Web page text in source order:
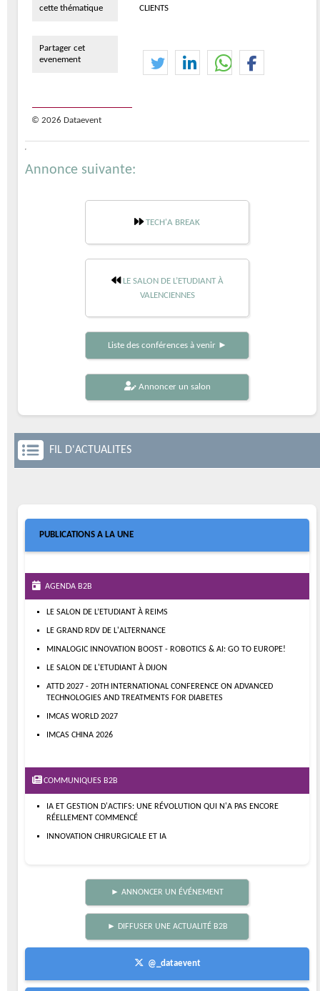
cette thématique
CLIENTS
Partager cet
evenement
© 2026 Dataevent
Annonce suivante:
TECH'A BREAK
LE SALON DE L’ETUDIANT À
VALENCIENNES
Liste des conférences à venir ►
Annoncer un salon
FIL D'ACTUALITES
PUBLICATIONS A LA UNE
AGENDA B2B
LE SALON DE L’ETUDIANT À REIMS
LE GRAND RDV DE L'ALTERNANCE
MINALOGIC INNOVATION BOOST - ROBOTICS & AI: GO TO EUROPE!
LE SALON DE L'ETUDIANT À DIJON
ATTD 2027 - 20TH INTERNATIONAL CONFERENCE ON ADVANCED
TECHNOLOGIES AND TREATMENTS FOR DIABETES
IMCAS WORLD 2027
IMCAS CHINA 2026
COMMUNIQUES B2B
IA ET GESTION D'ACTIFS: UNE RÉVOLUTION QUI N'A PAS ENCORE
RÉELLEMENT COMMENCÉ
INNOVATION CHIRURGICALE ET IA
► ANNONCER UN ÉVÉNEMENT
► DIFFUSER UNE ACTUALITÉ B2B
@_dataevent